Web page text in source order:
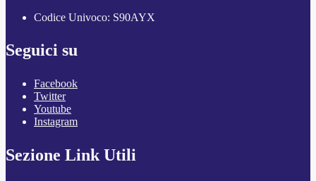
Codice Univoco: S90AYX
Seguici su
Facebook
Twitter
Youtube
Instagram
Sezione Link Utili